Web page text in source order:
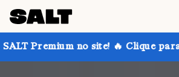
no site! 🔥 Clique para saber mais